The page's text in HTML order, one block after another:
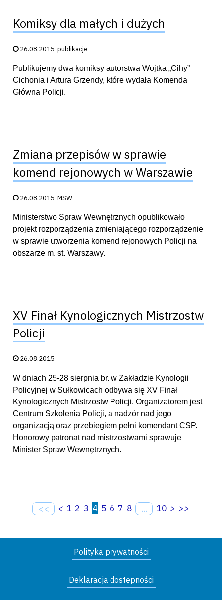
Komiksy dla małych i dużych
Data publikacji:
26.08.2015 publikacje
Publikujemy dwa komiksy autorstwa Wojtka „Cihy”
Cichonia i Artura Grzendy, które wydała Komenda
Główna Policji.
Zmiana przepisów w sprawie
komend rejonowych w Warszawie
Data publikacji:
26.08.2015 MSW
Ministerstwo Spraw Wewnętrznych opublikowało
projekt rozporządzenia zmieniającego rozporządzenie
w sprawie utworzenia komend rejonowych Policji na
obszarze m. st. Warszawy.
XV Finał Kynologicznych Mistrzostw
Policji
Data publikacji:
26.08.2015
W dniach 25-28 sierpnia br. w Zakładzie Kynologii
Policyjnej w Sułkowicach odbywa się XV Finał
Kynologicznych Mistrzostw Policji. Organizatorem jest
Centrum Szkolenia Policji, a nadzór nad jego
organizacją oraz przebiegiem pełni komendant CSP.
Honorowy patronat nad mistrzostwami sprawuje
Minister Spraw Wewnętrznych.
<< < 1 2 3 4 5 6 7 8 ... 10 > >>
Polityka prywatności
Deklaracja dostępności